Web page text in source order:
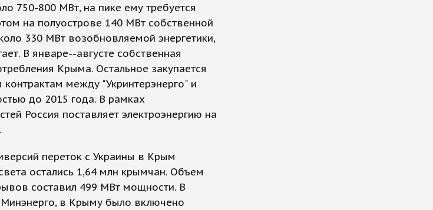
750-800 МВт, на пике ему требуется
на полуострове 140 МВт собственной
330 МВт возобновляемой энергетики,
В январе--августе собственная
Крыма. Остальное закупается
между "Укринтерэнерго" и
до 2015 года. В рамках
Россия поставляет электроэнергию на
переток с Украины в Крым
остались 1,64 млн крымчан. Объем
составил 499 МВт мощности. В
в Крыму было включено